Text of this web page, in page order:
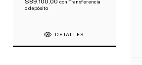
$89.100,00 con Transferencia
o depósito
DETALLES